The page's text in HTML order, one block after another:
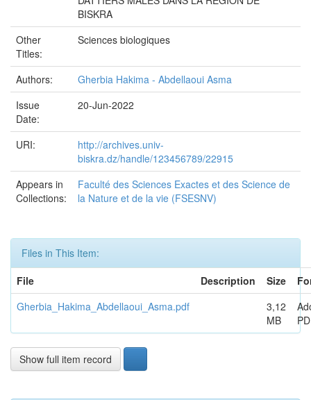
BISKRA
Other
Titles:
Sciences biologiques
Authors:
Gherbia Hakima - Abdellaoui Asma
Issue
Date:
20-Jun-2022
URI:
http://archives.univ-
biskra.dz/handle/123456789/22915
Appears in
Collections:
Faculté des Sciences Exactes et des Science de
la Nature et de la vie (FSESNV)
Files in This Item:
File
Description Size
Gherbia_Hakima_Abdellaoui_Asma.pdf
3,12
MB
Show full item record